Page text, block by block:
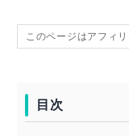
このページはアフィ
目次